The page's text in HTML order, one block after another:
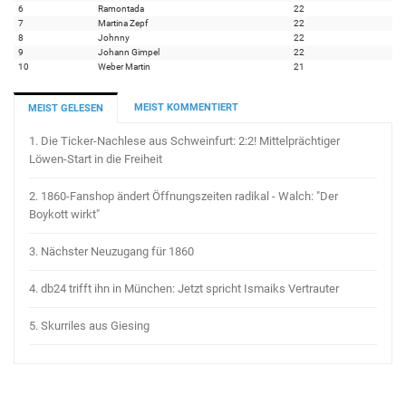
6
Ramontada
22
7
Martina Zepf
22
8
Johnny
22
9
Johann Gimpel
22
10
Weber Martin 21
MEIST GELESEN MEIST KOMMENTIERT
1. Die Ticker-Nachlese aus Schweinfurt: 2:2! Mittelprächtiger
Löwen-Start in die Freiheit
2. 1860-Fanshop ändert Öffnungszeiten radikal - Walch: "Der
Boykott wirkt"
3. Nächster Neuzugang für 1860
4. db24 trifft ihn in München: Jetzt spricht Ismaiks Vertrauter
5. Skurriles aus Giesing